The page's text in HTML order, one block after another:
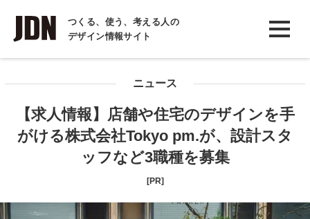
つくる、使う、考える人の
デザイン情報サイト
INTERVIEW
インタビュー
COLUMN
ニュース
【求人情報】店舗や住宅のデザインを手
がける株式会社Tokyo pm.が、設計スタ
ッフなど3職種を募集
[PR]